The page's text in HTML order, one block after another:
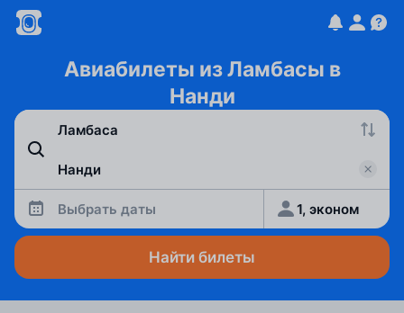
Авиабилеты из Ламбасы в
Нанди
Выбрать даты 1, эконом
Найти билеты